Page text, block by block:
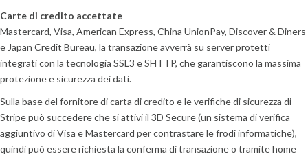
Carte di credito accettate
Mastercard, Visa, American Express, China UnionPay, Discover & Diners
e Japan Credit Bureau, la transazione avverrà su server protetti
integrati con la tecnologia SSL3 e SHTTP, che garantiscono la massima
protezione e sicurezza dei dati.
Sulla base del fornitore di carta di credito e le verifiche di sicurezza di
Stripe può succedere che si attivi il 3D Secure (un sistema di verifica
aggiuntivo di Visa e Mastercard per contrastare le frodi informatiche),
quindi può essere richiesta la conferma di transazione o tramite home